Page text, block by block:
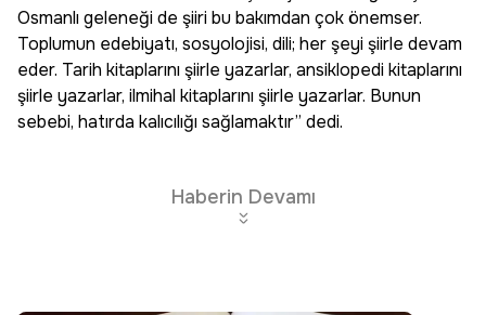
Osmanlı geleneği de şiiri bu bakımdan çok önemser.
Toplumun edebiyatı, sosyolojisi, dili; her şeyi şiirle devam
eder. Tarih kitaplarını şiirle yazarlar, ansiklopedi kitaplarını
şiirle yazarlar, ilmihal kitaplarını şiirle yazarlar. Bunun
sebebi, hatırda kalıcılığı sağlamaktır” dedi.
Haberin Devamı